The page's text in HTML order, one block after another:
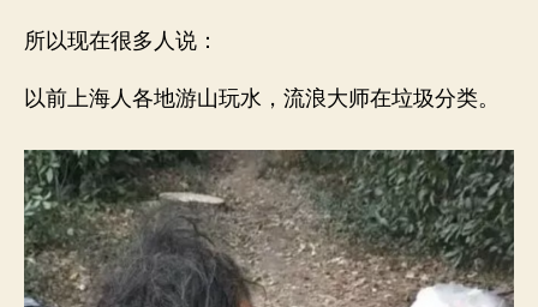
所以现在很多人说：
以前上海人各地游山玩水，流浪大师在垃圾分类。